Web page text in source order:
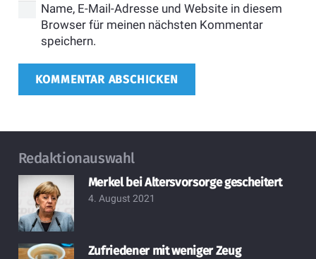
Name, E-Mail-Adresse und Website in diesem
Browser für meinen nächsten Kommentar
speichern.
KOMMENTAR ABSCHICKEN
Redaktionauswahl
Merkel bei Altersvorsorge gescheitert
4. August 2021
Zufriedener mit weniger Zeug